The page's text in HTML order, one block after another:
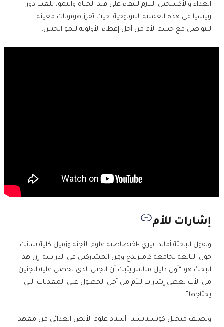
الغذاء والأكسجين اللازم للبقاء على قيد الحياة والنمو، تلعب دورا
رئيسيا في هذه العملية البيولوجية، حيث تفرز هرمونات معينة
للتواصل مع جسم الأم من أجل إعطاء الأولوية لنمو الجنين.
إشارات للأم
وتقول الباحثة أماندا بيري -اختصاصية علوم الأجنة وزميل كلية سانت
جون التابعة لجامعة كامبريدج ومِن المشاركين في الدراسة- إن هذا
البحث هو “أول دليل مباشر يثبت أن الجين الذي يحصل عليه الجنين
من الأب يعطي إشارات للأم من أجل الحصول على المغذيات التي
يحتاجها”.
ويضيف ميجيل كونستانسيا -أستاذ علوم الأيض الغذائي من معهد